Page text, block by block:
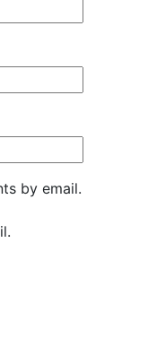
by email.